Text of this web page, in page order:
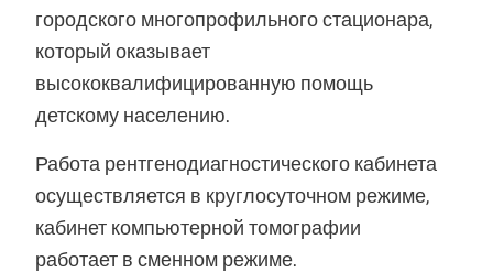
городского многопрофильного стационара,
который оказывает
высококвалифицированную помощь
детскому населению.
Работа рентгенодиагностического кабинета
осуществляется в круглосуточном режиме,
кабинет компьютерной томографии
работает в сменном режиме.